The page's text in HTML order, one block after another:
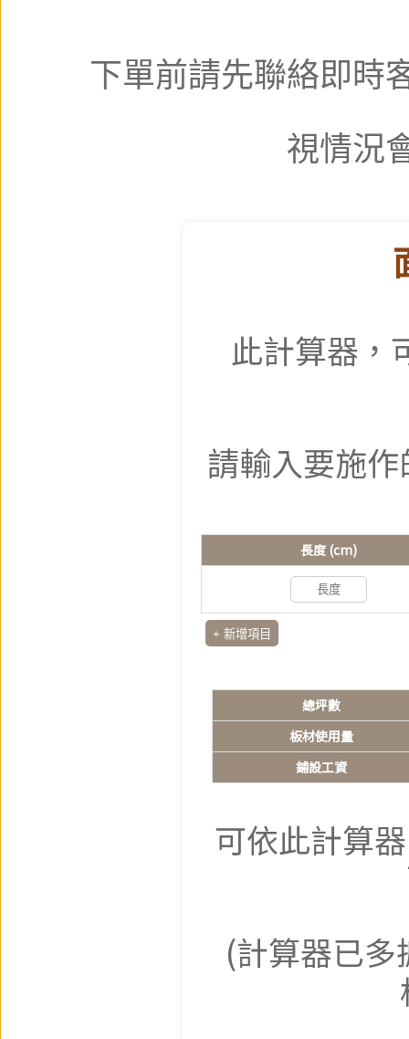
下單前請先聯絡即時
視情況
此計算器，
請輸入要施
長度 (cm)
+ 新增項目
總坪數
板材使用量
鋪設工資
可依此計算
(計算器已